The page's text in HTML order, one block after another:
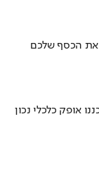
את הכסף שלכם
אופק כלכלי נכון